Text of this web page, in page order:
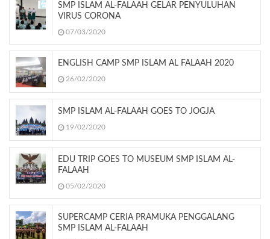
SMP ISLAM AL-FALAAH GELAR PENYULUHAN
VIRUS CORONA
07/03/2020
ENGLISH CAMP SMP ISLAM AL FALAAH 2020
26/02/2020
SMP ISLAM AL-FALAAH GOES TO JOGJA
19/02/2020
EDU TRIP GOES TO MUSEUM SMP ISLAM AL-
FALAAH
05/02/2020
SUPERCAMP CERIA PRAMUKA PENGGALANG
SMP ISLAM AL-FALAAH